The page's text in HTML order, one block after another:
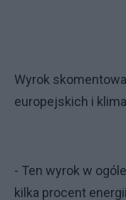
Wyrok
europejskich i
- Ten wyrok w
kilka procent